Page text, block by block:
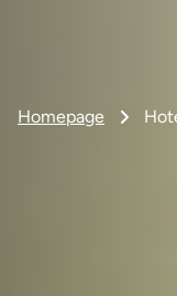
Homepage